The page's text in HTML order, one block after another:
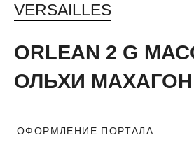
VERSAILLES
ORLEAN 2 G
ОЛЬХИ МАХАГОН
ОФОРМЛЕНИЕ ПОРТАЛА